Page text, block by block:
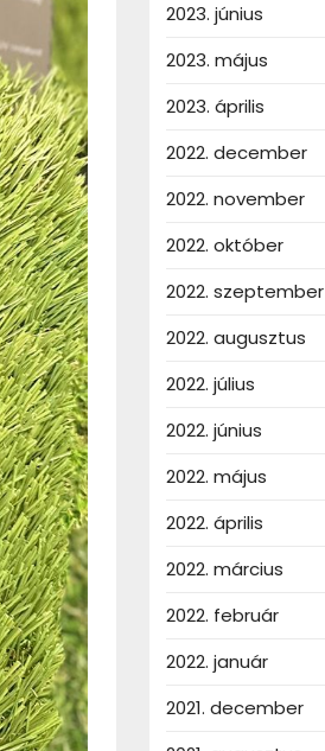
2023. június
2023. május
2023. április
2022. december
2022. november
2022. október
2022. szeptember
2022. augusztus
2022. július
2022. június
2022. május
2022. április
2022. március
2022. február
2022. január
2021. december